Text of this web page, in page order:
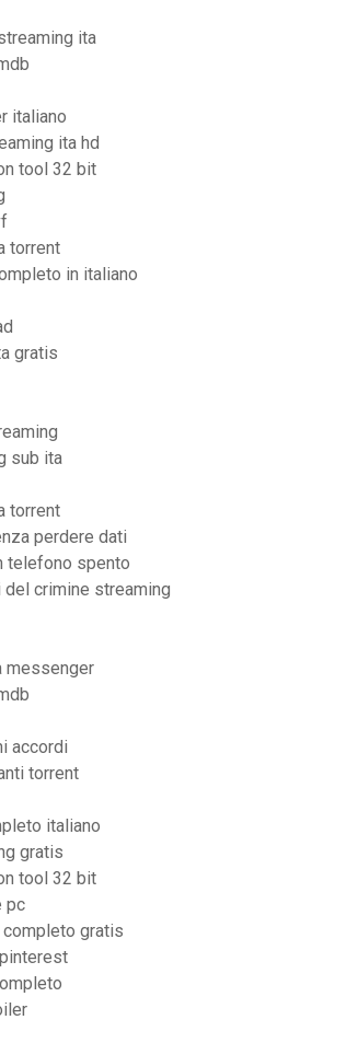
ita
italiano
ita hd
tool 32 bit
torrent
in italiano
gratis
sub ita
torrent
perdere dati
telefono spento
crimine streaming
messenger
accordi
torrent
italiano
gratis
tool 32 bit
pc
completo gratis